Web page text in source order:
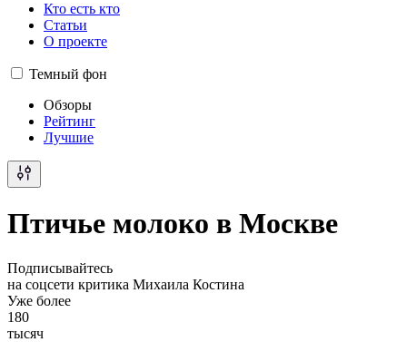
Кто есть кто
Статьи
О проекте
Темный фон
Обзоры
Рейтинг
Лучшие
Птичье молоко в Москве
Подписывайтесь
на соцсети критика Михаила Костина
Уже более
180
тысяч